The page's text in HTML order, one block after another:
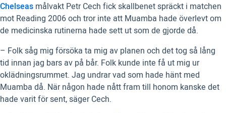
Chelseas målvakt Petr Cech fick skallbenet spräckt i matchen
mot Reading 2006 och tror inte att Muamba hade överlevt om
de medicinska rutinerna hade sett ut som de gjorde då.
– Folk såg mig försöka ta mig av planen och det tog så lång
tid innan jag bars av på bår. Folk kunde inte få ut mig ur
oklädningsrummet. Jag undrar vad som hade hänt med
Muamba då. När någon hade nått fram till honom kanske det
hade varit för sent, säger Cech.